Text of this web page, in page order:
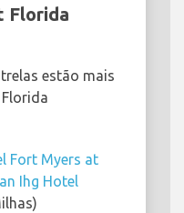
Florida
estão mais
Fort Myers at
Ihg Hotel